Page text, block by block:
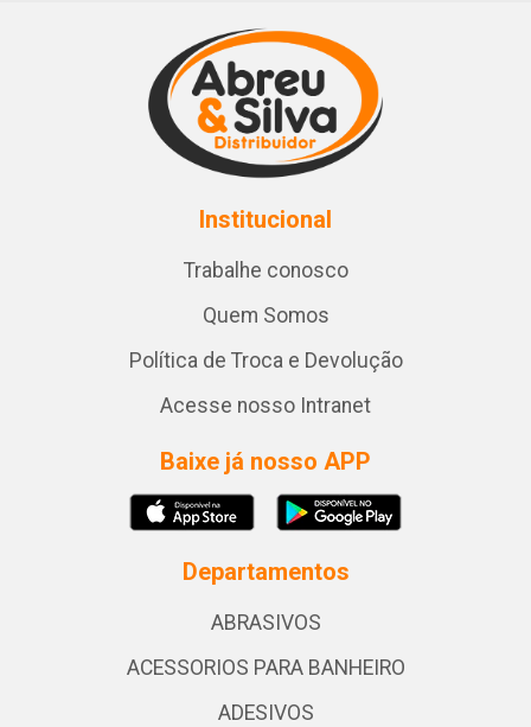
Institucional
Trabalhe conosco
Quem Somos
Política de Troca e Devolução
Acesse nosso Intranet
Baixe já nosso APP
Departamentos
ABRASIVOS
ACESSORIOS PARA BANHEIRO
ADESIVOS